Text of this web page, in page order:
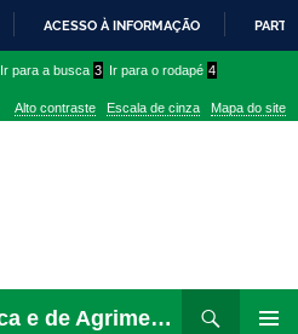
PARA
CONTEÚDO
ACESSO À INFORMAÇÃO
Ir para a busca 3 Ir para o rodapé 4
Alto contraste Escala de cinza Mapa do site
Engenharia Cartográfica e de Agrimensura